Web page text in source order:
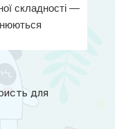
складності —
для